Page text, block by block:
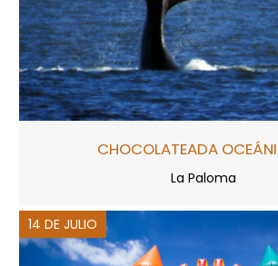
CHOCOLATEADA
La Paloma
14 DE JULIO